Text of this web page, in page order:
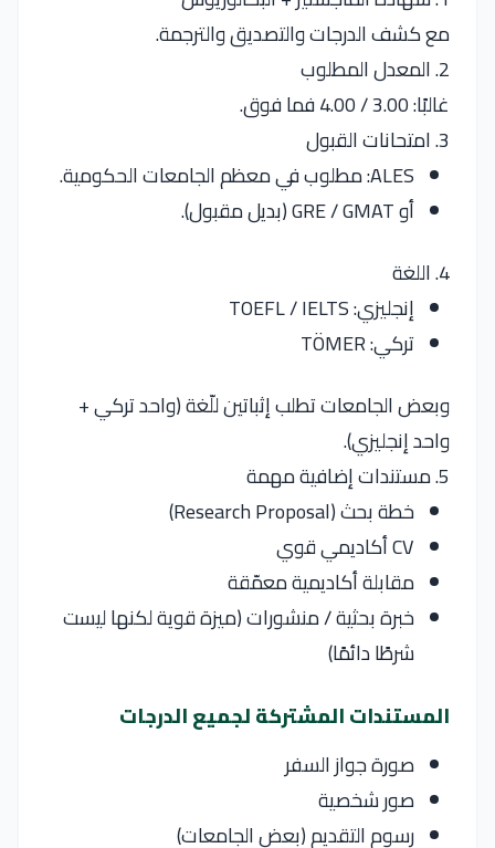
مع كشف الدرجات والتصديق والترجمة.
2. المعدل المطلوب
غالبًا: 3.00 / 4.00 فما فوق.
3. امتحانات القبول
ALES: مطلوب في معظم الجامعات الحكومية.
أو GRE / GMAT (بديل مقبول).
4. اللغة
إنجليزي: TOEFL / IELTS
تركي: TÖMER
وبعض الجامعات تطلب إثباتين للّغة (واحد تركي +
واحد إنجليزي).
5. مستندات إضافية مهمة
خطة بحث (Research Proposal)
CV أكاديمي قوي
مقابلة أكاديمية معمّقة
خبرة بحثية / منشورات (ميزة قوية لكنها ليست
شرطًا دائمًا)
المستندات المشتركة لجميع الدرجات
صورة جواز السفر
صور شخصية
رسوم التقديم (بعض الجامعات)